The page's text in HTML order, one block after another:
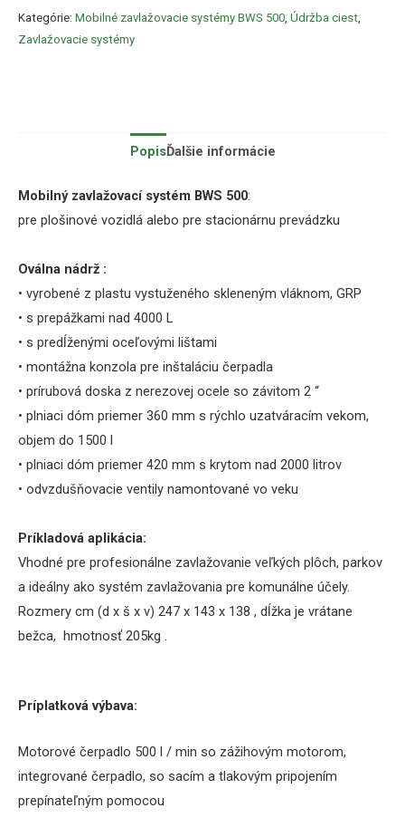
Kategórie: Mobilné zavlažovacie systémy BWS 500, Údržba ciest,
Zavlažovacie systémy
PopisĎalšie informácie
Mobilný zavlažovací systém BWS 500:
pre plošinové vozidlá alebo pre stacionárnu prevádzku
Oválna nádrž :
• vyrobené z plastu vystuženého skleneným vláknom, GRP
• s prepážkami nad 4000 L
• s predĺženými oceľovými lištami
• montážna konzola pre inštaláciu čerpadla
• prírubová doska z nerezovej ocele so závitom 2 “
• plniaci dóm priemer 360 mm s rýchlo uzatváracím vekom,
objem do 1500 l
• plniaci dóm priemer 420 mm s krytom nad 2000 litrov
• odvzdušňovacie ventily namontované vo veku
Príkladová aplikácia:
Vhodné pre profesionálne zavlažovanie veľkých plôch, parkov
a ideálny ako systém zavlažovania pre komunálne účely.
Rozmery cm (d x š x v) 247 x 143 x 138 , dĺžka je vrátane
bežca, hmotnosť205kg .
Príplatková výbava:
Motorové čerpadlo 500 l / min so zážihovým motorom,
integrované čerpadlo, so sacím a tlakovým pripojením
prepínateľným pomocou